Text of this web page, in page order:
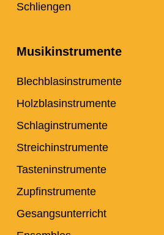
Schliengen
Musikinstrumente
Blechblasinstrumente
Holzblasinstrumente
Schlaginstrumente
Streichinstrumente
Tasteninstrumente
Zupfinstrumente
Gesangsunterricht